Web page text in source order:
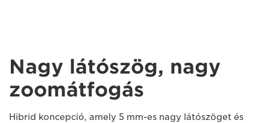
Nagy látószög, nagy
zoomátfogás
Hibrid koncepció, amely 5 mm-es nagy látószöget és